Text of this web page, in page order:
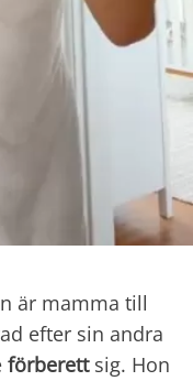
är mamma till
efter sin andra
förberettsig. Hon